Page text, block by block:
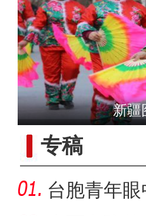
兵团榜样
新疆兵团
专稿
台胞青年